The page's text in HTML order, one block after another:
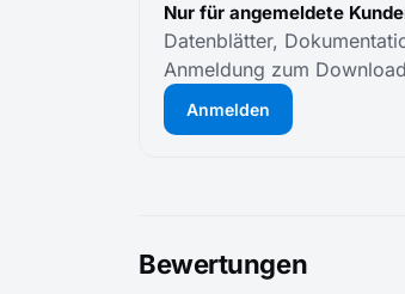
Nur für angemeldete
Datenblätter,
Anmeldung zum
Anmelden
Bewertungen